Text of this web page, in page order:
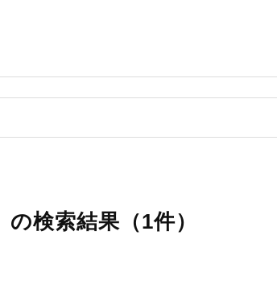
検索結果（1件）